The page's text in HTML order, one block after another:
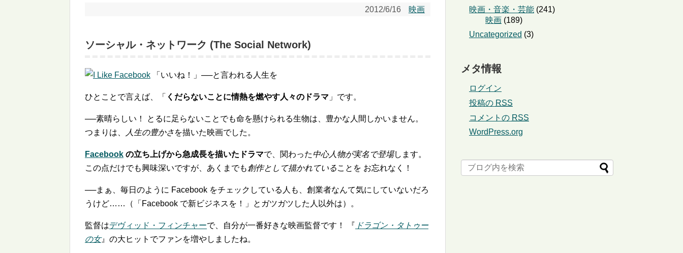
2012/6/16 映画
ソーシャル・ネットワーク (The Social Network)
「いいね！」──と言われる人生を
ひとことで言えば、「 くだらないことに情熱を燃やす人々のドラマ 」です。
──素晴らしい！ とるに足らないことでも命を懸けられる生物は、豊かな人間しかいません。
つまりは、
人生の豊かさを描いた映画でした。
Facebook の立ち上げから急成長を描いたドラマで、関わった中心人物が実名で登場します。
この点だけでも興味深いですが、あくまでも 創作として描かれていることを お忘れなく！
──まぁ、毎日のように Facebook をチェックしている人も、創業者なんて気にしていないだろ
うけど……（「Facebook で新ビジネスを！」とガツガツした人以外は）。
監督はデヴィッド・フィンチャーで、自分が一番好きな映画監督です！ 『 ドラゴン・タトゥー
の女』の大ヒットでファンを増やしましたね。
映画・音楽・芸能 (241)
映画 (189)
Uncategorized (3)
メタ情報
ログイン
投稿の RSS
コメントの RSS
WordPress.org